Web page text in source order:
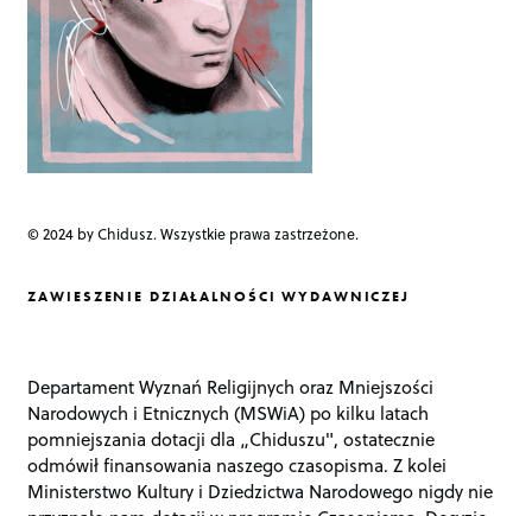
© 2024 by Chidusz. Wszystkie prawa zastrzeżone.
ZAWIESZENIE DZIAŁALNOŚCI WYDAWNICZEJ
Departament Wyznań Religijnych oraz Mniejszości
Narodowych i Etnicznych (MSWiA) po kilku latach
pomniejszania dotacji dla „Chiduszu", ostatecznie
odmówił finansowania naszego czasopisma. Z kolei
Ministerstwo Kultury i Dziedzictwa Narodowego nigdy nie